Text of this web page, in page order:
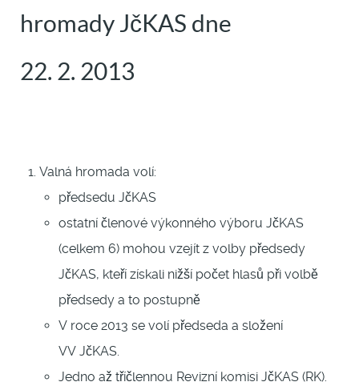
hromady JčKAS dne
22. 2. 2013
Valná hromada volí:
předsedu JčKAS
ostatní členové výkonného výboru JčKAS
(celkem 6) mohou vzejít z volby předsedy
JčKAS, kteří získali nižší počet hlasů při volbě
předsedy a to postupně
V roce 2013 se volí předseda a složení
VV JčKAS.
Jedno až tříčlennou Revizní komisi JčKAS (RK).